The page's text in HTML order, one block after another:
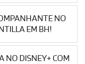
NO
EM BH!
NO DISNEY+ COM